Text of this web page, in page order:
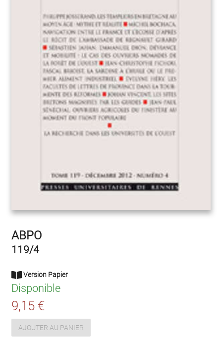
ABPO
119/4
Version Papier
Disponible
9,15 €
AJOUTER AU PANIER